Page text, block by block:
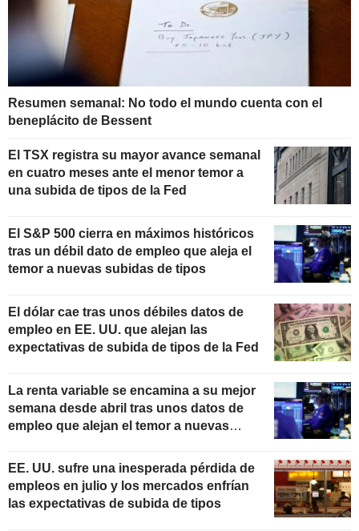
Resumen semanal: No todo el mundo cuenta con el
beneplácito de Bessent
El TSX registra su mayor avance semanal
en cuatro meses ante el menor temor a
una subida de tipos de la Fed
El S&P 500 cierra en máximos históricos
tras un débil dato de empleo que aleja el
temor a nuevas subidas de tipos
El dólar cae tras unos débiles datos de
empleo en EE. UU. que alejan las
expectativas de subida de tipos de la Fed
La renta variable se encamina a su mejor
semana desde abril tras unos datos de
empleo que alejan el temor a nuevas
EE. UU. sufre una inesperada pérdida de
empleos en julio y los mercados enfrían
las expectativas de subida de tipos